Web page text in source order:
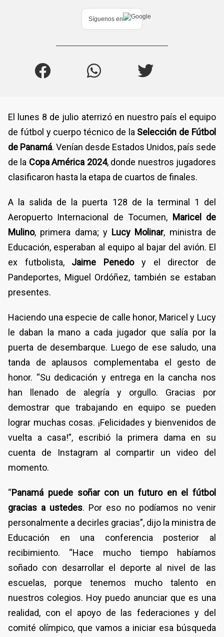
Síguenos en
El lunes 8 de julio aterrizó en nuestro país el equipo
de fútbol y cuerpo técnico de la Selección de Fútbol
de Panamá. Venían desde Estados Unidos, país sede
de la Copa América 2024, donde nuestros jugadores
clasificaron hasta la etapa de cuartos de finales.
A la salida de la puerta 128 de la terminal 1 del
Aeropuerto Internacional de Tocumen,
Maricel de
Mulino, primera dama; y Lucy Molinar, ministra de
Educación, esperaban al equipo al bajar del avión. El
ex futbolista, Jaime Penedoy el director de
Pandeportes, Miguel Ordóñez, también se estaban
presentes.
Haciendo una especie de calle honor, Maricel y Lucy
le daban la mano a cada jugador que salía por la
puerta de desembarque. Luego de ese saludo, una
tanda de aplausos complementaba el gesto de
honor. “Su dedicación y entrega en la cancha nos
han llenado de alegría y orgullo. Gracias por
demostrar que trabajando en equipo se pueden
lograr muchas cosas. ¡Felicidades y bienvenidos de
vuelta a casa!”, escribió la primera dama en su
cuenta de Instagram al compartir un video del
momento.
“Panamá puede soñar con un futuro en el fútbol
gracias a ustedes. Por eso no podíamos no venir
personalmente a decirles gracias”, dijo la ministra de
Educación en una conferencia posterior al
recibimiento. “Hace mucho tiempo habíamos
soñado con desarrollar el deporte al nivel de las
escuelas, porque tenemos mucho talento en
nuestros colegios. Hoy puedo anunciar que es una
realidad, con el apoyo de las federaciones y del
comité olímpico, que vamos a iniciar esa búsqueda